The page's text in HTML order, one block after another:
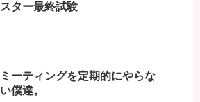
スター最終試験
ミーティングを定期的にやらな
い僕達。